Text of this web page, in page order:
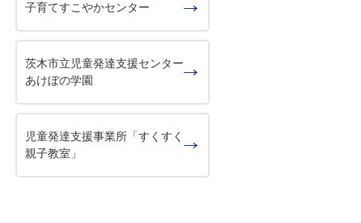
子育てすこやかセンター
茨木市立児童発達支援センター
あけぼの学園
児童発達支援事業所「すくすく
親子教室」